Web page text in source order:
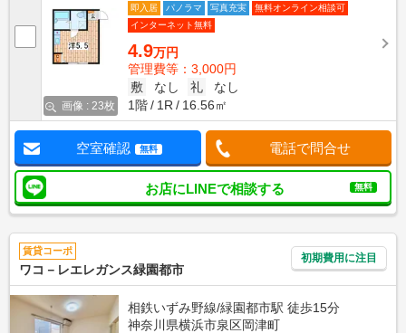
画像 : 23枚
即入居 パノラマ 写真充実
無料オンライン相談可
インターネット無料
4.9万円
管理費等：3,000円
敷
なし 礼
なし
1階
1R 16.56㎡
空室確認 無料 電話で問合せ
お店にLINEで相談する 無料
賃貸コーポ
ワコ－レエレガンス緑園都市
初期費用に注目
相鉄いずみ野線/緑園都市駅 徒歩15分
神奈川県横浜市泉区岡津町